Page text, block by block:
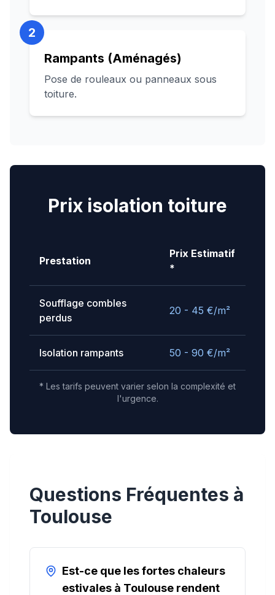
2
Rampants (Aménagés)
Pose de rouleaux ou panneaux sous
toiture.
Prix isolation toiture
Prestation
Prix Estimatif
*
Soufflage combles
perdus
20 - 45 €/m²
Isolation rampants 50 - 90 €/m²
* Les tarifs peuvent varier selon la complexité et
l'urgence.
Questions Fréquentes à
Toulouse
Est-ce que les fortes chaleurs
estivales à Toulouse rendent